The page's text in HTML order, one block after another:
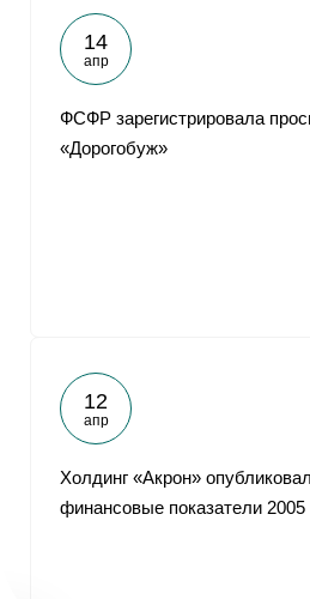
14
апр
ФСФР зарегистрировала
«Дорогобуж»
12
апр
Холдинг «Акрон»
финансовые показатели 2005